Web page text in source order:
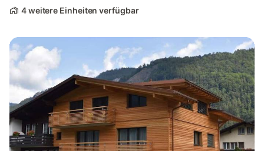
4 weitere Einheiten verfügbar